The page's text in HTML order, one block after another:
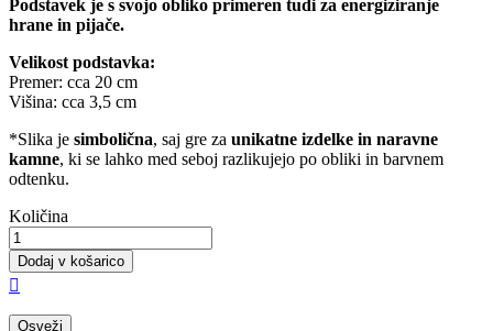
Podstavek je s svojo obliko primeren tudi za energiziranje
hrane in pijače.
Velikost podstavka:
Premer: cca 20 cm
Višina: cca 3,5 cm
*Slika je simbolična, saj gre za unikatne izdelke in naravne
kamne, ki se lahko med seboj razlikujejo po obliki in barvnem
odtenku.
Količina
Dodaj v košarico
